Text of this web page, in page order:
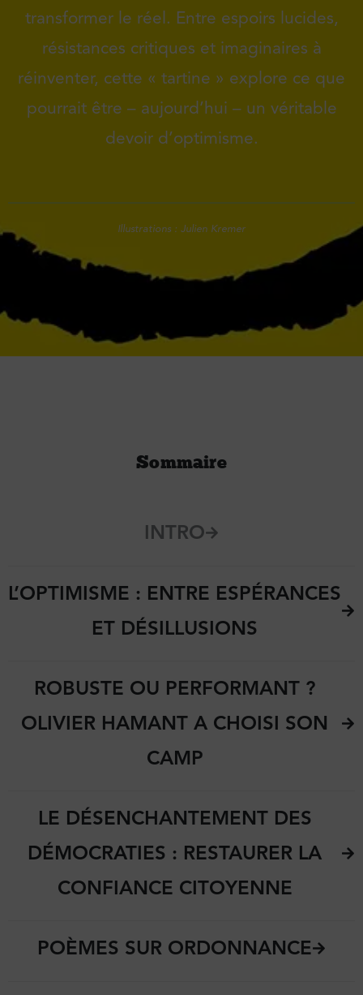
transformer le réel. Entre espoirs lucides,
résistances critiques et imaginaires à
réinventer, cette « tartine » explore ce que
pourrait être – aujourd’hui – un véritable
devoir d’optimisme.
Illustrations : Julien Kremer
Sommaire
INTRO
L’OPTIMISME : ENTRE ESPÉRANCES
ET DÉSILLUSIONS
ROBUSTE OU PERFORMANT ?
OLIVIER HAMANT A CHOISI SON
CAMP
LE DÉSENCHANTEMENT DES
DÉMOCRATIES : RESTAURER LA
CONFIANCE CITOYENNE
POÈMES SUR ORDONNANCE